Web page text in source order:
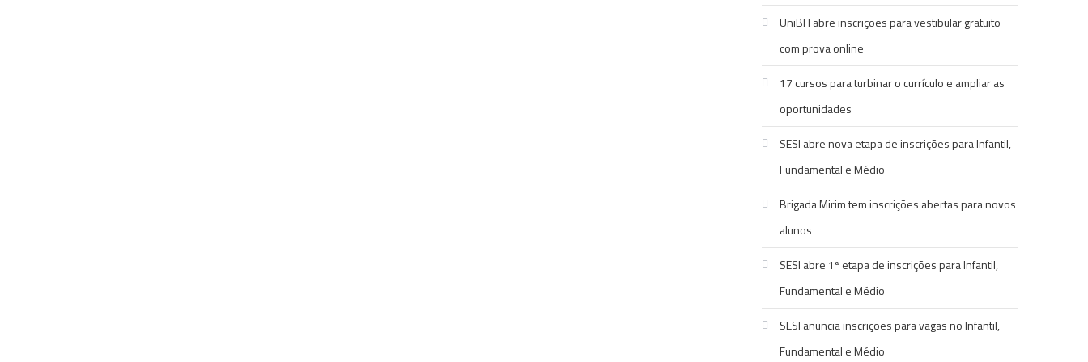
UniBH abre inscrições para vestibular gratuito
com prova online
17 cursos para turbinar o currículo e ampliar as
oportunidades
SESI abre nova etapa de inscrições para Infantil,
Fundamental e Médio
Brigada Mirim tem inscrições abertas para novos
alunos
SESI abre 1ª etapa de inscrições para Infantil,
Fundamental e Médio
SESI anuncia inscrições para vagas no Infantil,
Fundamental e Médio